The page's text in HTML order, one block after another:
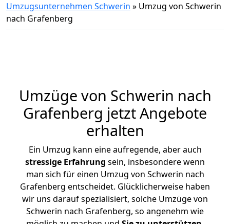
Umzugsunternehmen Schwerin » Umzug von Schwerin
nach Grafenberg
Umzüge von Schwerin nach
Grafenberg jetzt Angebote
erhalten
Ein Umzug kann eine aufregende, aber auch
stressige Erfahrung sein, insbesondere wenn
man sich für einen Umzug von Schwerin nach
Grafenberg entscheidet. Glücklicherweise haben
wir uns darauf spezialisiert, solche Umzüge von
Schwerin nach Grafenberg, so angenehm wie